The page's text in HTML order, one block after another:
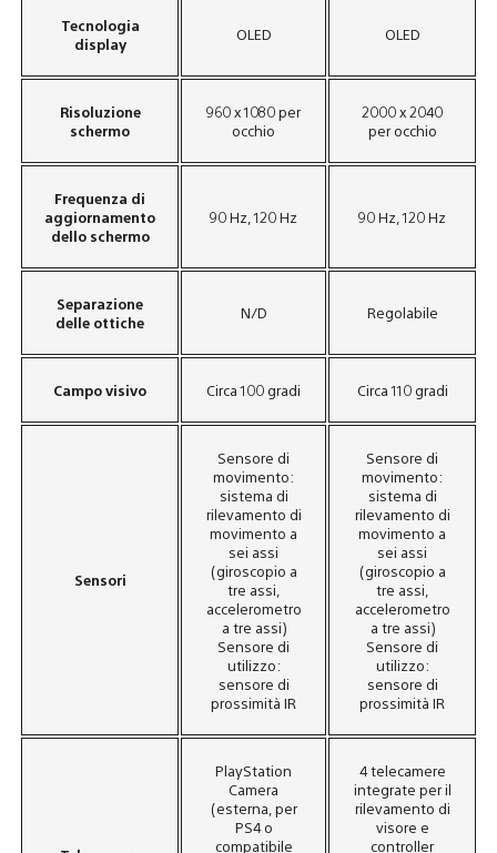
Tecnologia
display
OLED OLED
Risoluzione
schermo
960 x 1080 per
occhio
2000 x 2040
per occhio
Frequenza di
aggiornamento
dello schermo
90 Hz, 120 Hz 90 Hz, 120 Hz
Separazione
delle ottiche
N/D Regolabile
Campo visivo Circa 100 gradi Circa 110 gradi
Sensori
Sensore di
movimento:
sistema di
rilevamento di
movimento a
sei assi
(giroscopio a
tre assi,
accelerometro
a tre assi)
Sensore di
utilizzo:
sensore di
prossimità IR
Sensore di
movimento:
sistema di
rilevamento di
movimento a
sei assi
(giroscopio a
tre assi,
accelerometro
a tre assi)
Sensore di
utilizzo:
sensore di
prossimità IR
PlayStation
Camera
(esterna, per
PS4 o
compatibile
4 telecamere
integrate per il
rilevamento di
visore e
controller